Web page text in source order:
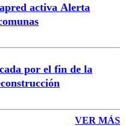
activa Alerta
por el fin de la
VER MÁS